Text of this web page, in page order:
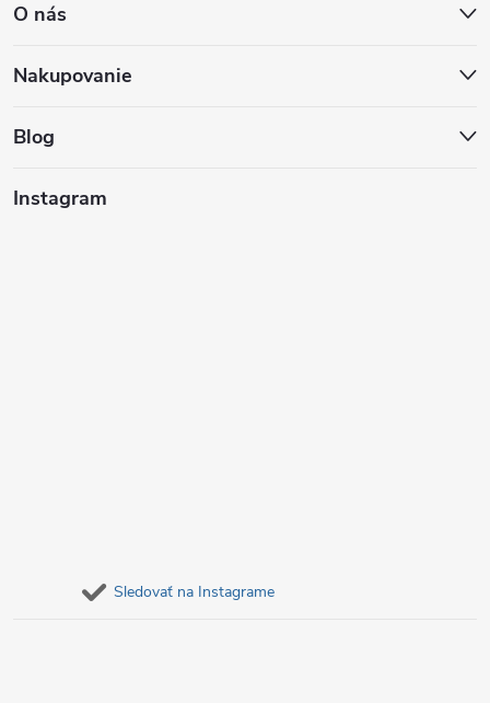
p
ä
O nás
Nakupovanie
Blog
Instagram
Sledovať na Instagrame